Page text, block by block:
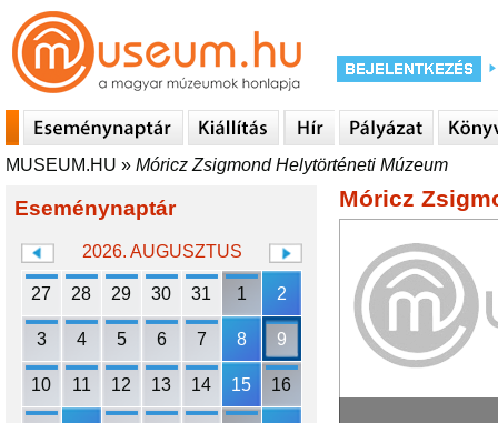
MUSEUM.HU » Móricz Zsigmond Helytörténeti Múzeum
Eseménynaptár
2026. AUGUSZTUS
27 28 29 30 31 1 2
3 4 5 6 7 8 9
10 11 12 13 14 15 16
Móricz